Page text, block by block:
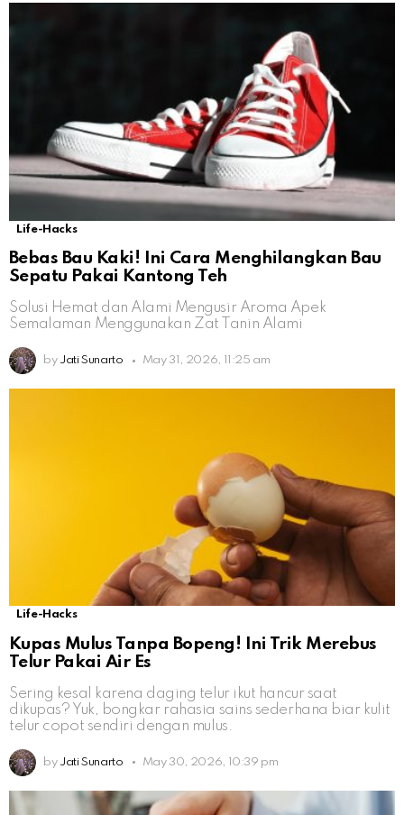
Life-Hacks
Bebas Bau Kaki! Ini Cara Menghilangkan Bau
Sepatu Pakai Kantong Teh
Solusi Hemat dan Alami Mengusir Aroma Apek
Semalaman Menggunakan Zat Tanin Alami
by Jati Sunarto May 31, 2026, 11:25 am
Life-Hacks
Kupas Mulus Tanpa Bopeng! Ini Trik Merebus
Telur Pakai Air Es
Sering kesal karena daging telur ikut hancur saat
dikupas? Yuk, bongkar rahasia sains sederhana biar kulit
telur copot sendiri dengan mulus.
by Jati Sunarto May 30, 2026, 10:39 pm